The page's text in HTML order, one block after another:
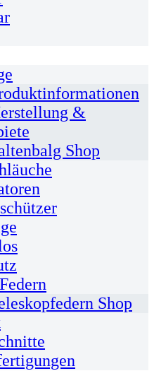
&
Shop
Shop